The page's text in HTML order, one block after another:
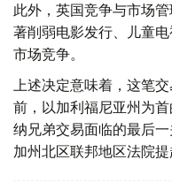
此外，英国竞争与市场
著削弱电影发行、儿童
市场竞争。
上述决定意味着，这笔
前，以加利福尼亚州为
纳兄弟交易面临的最后
加州北区联邦地区法院